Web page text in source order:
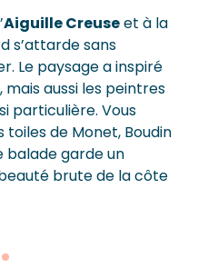
Aiguille Creuseet à la
s’attarde sans
Le paysage a inspiré
mais aussi les peintres
particulière. Vous
de Monet, Boudin
balade garde un
brute de la côte